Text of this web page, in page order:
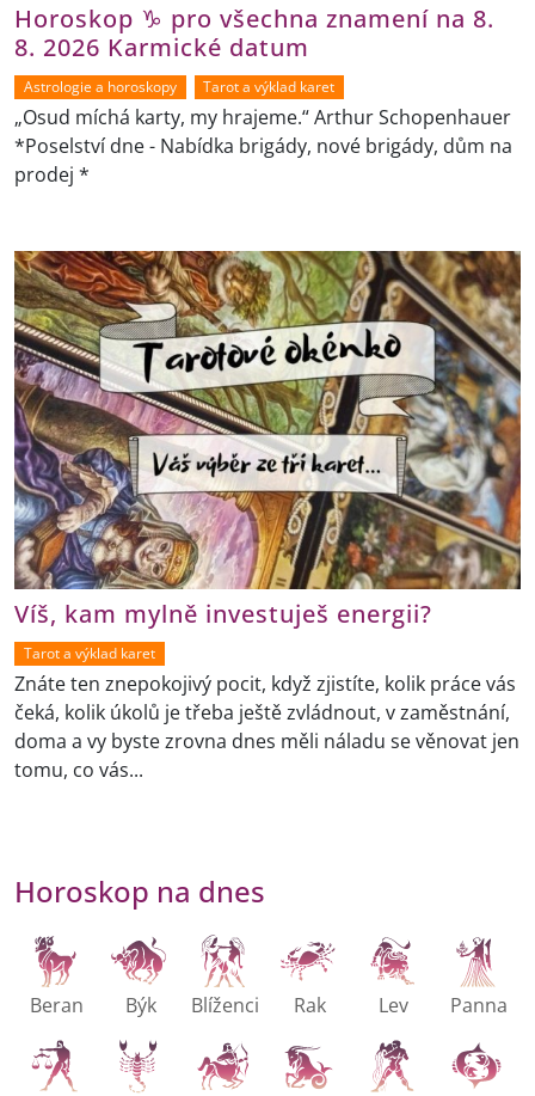
Horoskop ♑ pro všechna znamení na 8.
8. 2026 Karmické datum
Astrologie a horoskopy Tarot a výklad karet
„Osud míchá karty, my hrajeme.“ Arthur Schopenhauer
*Poselství dne - Nabídka brigády, nové brigády, dům na
prodej *
Víš, kam mylně investuješ energii?
Tarot a výklad karet
Znáte ten znepokojivý pocit, když zjistíte, kolik práce vás
čeká, kolik úkolů je třeba ještě zvládnout, v zaměstnání,
doma a vy byste zrovna dnes měli náladu se věnovat jen
tomu, co vás...
Horoskop na dnes
Beran Býk Blíženci Rak Lev Panna